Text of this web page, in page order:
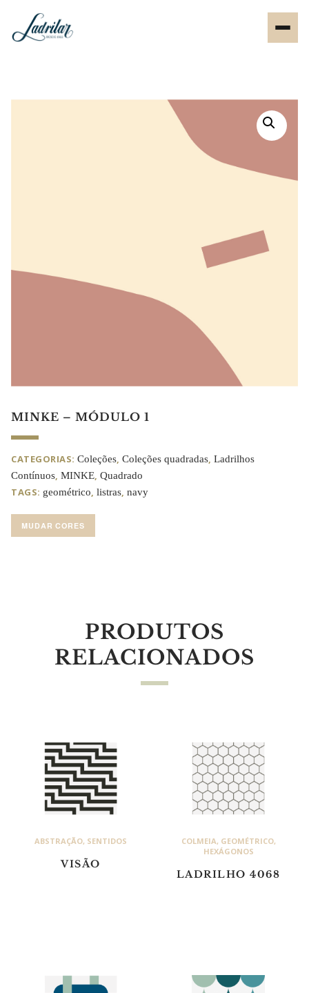
MINKE – MÓDULO 1
CATEGORIAS: Coleções, Coleções quadradas, Ladrilhos
Contínuos, MINKE, Quadrado
TAGS: geométrico, listras, navy
MUDAR CORES
PRODUTOS
RELACIONADOS
ABSTRAÇÃO, SENTIDOS
VISÃO
COLMEIA, GEOMÉTRICO,
HEXÁGONOS
LADRILHO 4068